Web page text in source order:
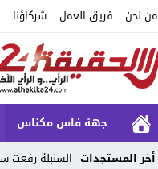
من نحن فريق العمل شركاؤنا
جهة فاس مكناس
أخر المستجدات السنبلة رفعت